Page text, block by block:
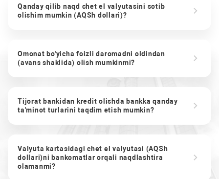
Qanday qilib naqd chet el valyutasini sotib
olishim mumkin (AQSh dollari)?
Omonat bo'yicha foizli daromadni oldindan
(avans shaklida) olish mumkinmi?
Tijorat bankidan kredit olishda bankka qanday
ta'minot turlarini taqdim etish mumkin?
Valyuta kartasidagi chet el valyutasi (AQSh
dollari)ni bankomatlar orqali naqdlashtira
olamanmi?